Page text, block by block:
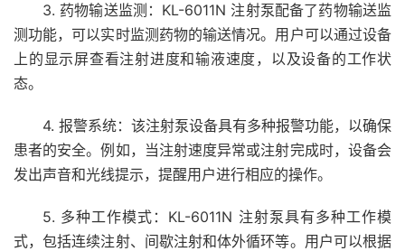
3. 药物输送监测：KL-6011N 注射泵配备了药物输送监
测功能，可以实时监测药物的输送情况。用户可以通过设备
上的显示屏查看注射进度和输液速度，以及设备的工作状
态。
4. 报警系统：该注射泵设备具有多种报警功能，以确保
患者的安全。例如，当注射速度异常或注射完成时，设备会
发出声音和光线提示，提醒用户进行相应的操作。
5. 多种工作模式：KL-6011N 注射泵具有多种工作模
式，包括连续注射、间歇注射和体外循环等。用户可以根据